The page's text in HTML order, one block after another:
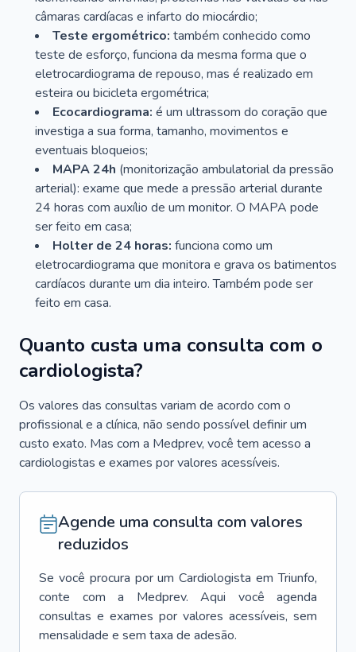
câmaras cardíacas e infarto do miocárdio;
Teste ergométrico: também conhecido como
teste de esforço, funciona da mesma forma que o
eletrocardiograma de repouso, mas é realizado em
esteira ou bicicleta ergométrica;
Ecocardiograma: é um ultrassom do coração que
investiga a sua forma, tamanho, movimentos e
eventuais bloqueios;
MAPA 24h (monitorização ambulatorial da pressão
arterial): exame que mede a pressão arterial durante
24 horas com auxílio de um monitor. O MAPA pode
ser feito em casa;
Holter de 24 horas: funciona como um
eletrocardiograma que monitora e grava os batimentos
cardíacos durante um dia inteiro. Também pode ser
feito em casa.
Quanto custa uma consulta com o
cardiologista?
Os valores das consultas variam de acordo com o
profissional e a clínica, não sendo possível definir um
custo exato. Mas com a Medprev, você tem acesso a
cardiologistas e exames por valores acessíveis.
Agende uma consulta com valores
reduzidos
Se você procura por um Cardiologista em Triunfo,
conte com a Medprev. Aqui você agenda
consultas e exames por valores acessíveis, sem
mensalidade e sem taxa de adesão.